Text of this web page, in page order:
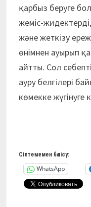
қарбыз беруге
жеміс-
және жеткізу
өнімнен ауырып
айтты. Сол
ауру белгілері
көмекке жүгінуге
Сілтемемен бөлісу:
WhatsApp